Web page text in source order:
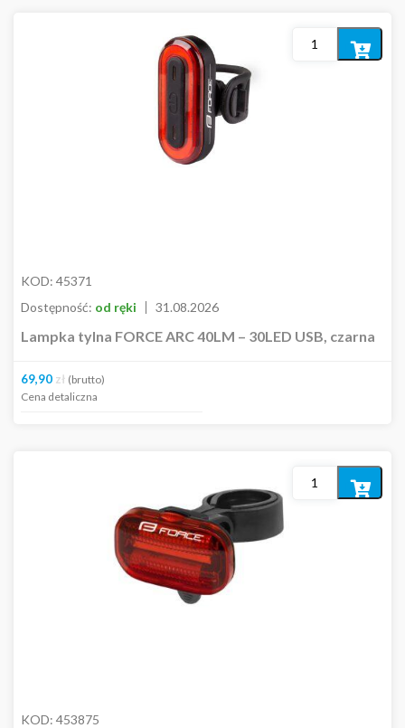
KOD: 45371
Dostępność: od ręki 31.08.2026
Lampka tylna FORCE ARC 40LM – 30LED USB, czarna
69,90 zł (brutto)
Cena detaliczna
Dodaj
KOD: 453875
Dodaj